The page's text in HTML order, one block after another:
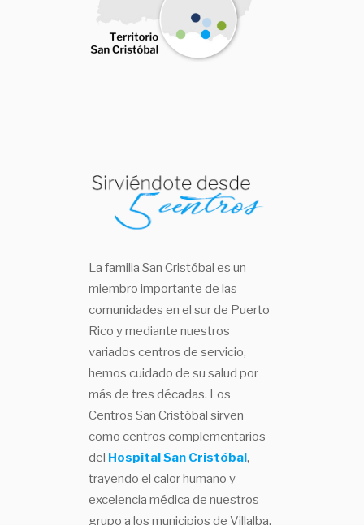
La familia San Cristóbal es un
miembro importante de las
comunidades en el sur de Puerto
Rico y mediante nuestros
variados centros de servicio,
hemos cuidado de su salud por
más de tres décadas. Los
Centros San Cristóbal sirven
como centros complementarios
del Hospital San Cristóbal,
trayendo el calor humano y
excelencia médica de nuestros
grupo a los municipios de Villalba,